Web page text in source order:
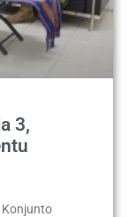
3,
Konjunto